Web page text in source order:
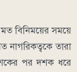
মত বিনিময়ের সময়ে
নাগরিকত্বকে তারা
পর দশক ধরে